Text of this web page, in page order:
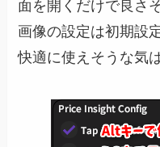
面を開くだけで良さ
画像の設定は初期設
快適に使えそうな気